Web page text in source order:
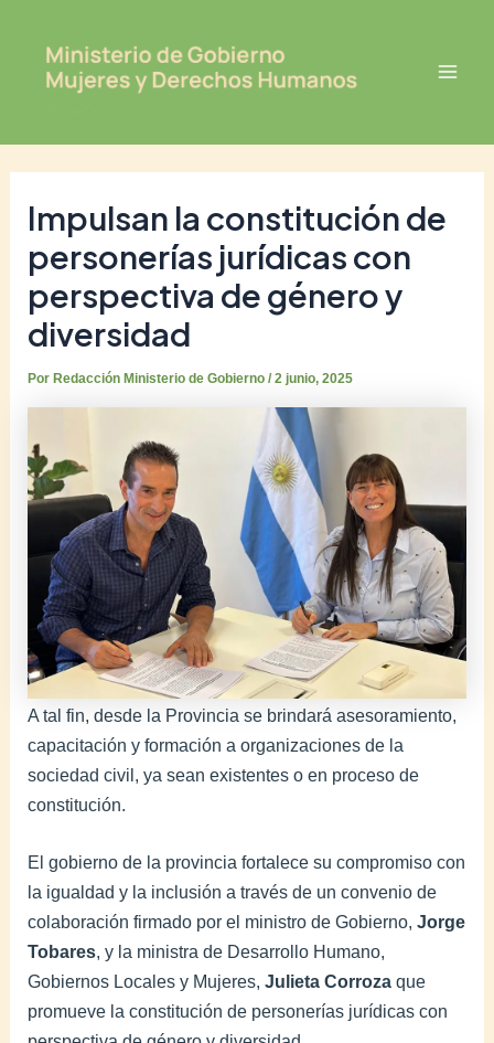
contenido
Impulsan la constitución de
personerías jurídicas con
perspectiva de género y
diversidad
Por Redacción Ministerio de Gobierno/2 junio, 2025
A tal fin, desde la Provincia se brindará asesoramiento,
capacitación y formación a organizaciones de la
sociedad civil, ya sean existentes o en proceso de
constitución.
El gobierno de la provincia fortalece su compromiso con
la igualdad y la inclusión a través de un convenio de
colaboración firmado por el ministro de Gobierno,Jorge
Tobares, y la ministra de Desarrollo Humano,
Gobiernos Locales y Mujeres,Julieta Corroza que
promueve la constitución de personerías jurídicas con
navigation